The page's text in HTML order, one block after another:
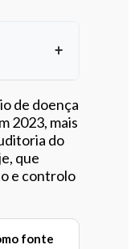
de doença
2023, mais
do
que
e controlo
fonte